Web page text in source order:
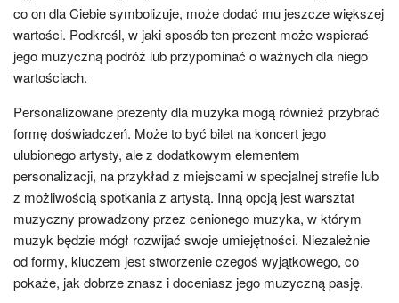
co on dla Ciebie symbolizuje, może dodać mu jeszcze większej
wartości. Podkreśl, w jaki sposób ten prezent może wspierać
jego muzyczną podróż lub przypominać o ważnych dla niego
wartościach.
Personalizowane prezenty dla muzyka mogą również przybrać
formę doświadczeń. Może to być bilet na koncert jego
ulubionego artysty, ale z dodatkowym elementem
personalizacji, na przykład z miejscami w specjalnej strefie lub
z możliwością spotkania z artystą. Inną opcją jest warsztat
muzyczny prowadzony przez cenionego muzyka, w którym
muzyk będzie mógł rozwijać swoje umiejętności. Niezależnie
od formy, kluczem jest stworzenie czegoś wyjątkowego, co
pokaże, jak dobrze znasz i doceniasz jego muzyczną pasję.